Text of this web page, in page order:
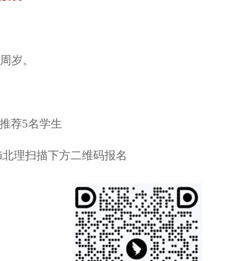
岁。
荐5名学生
i北理扫描下方二维码报名